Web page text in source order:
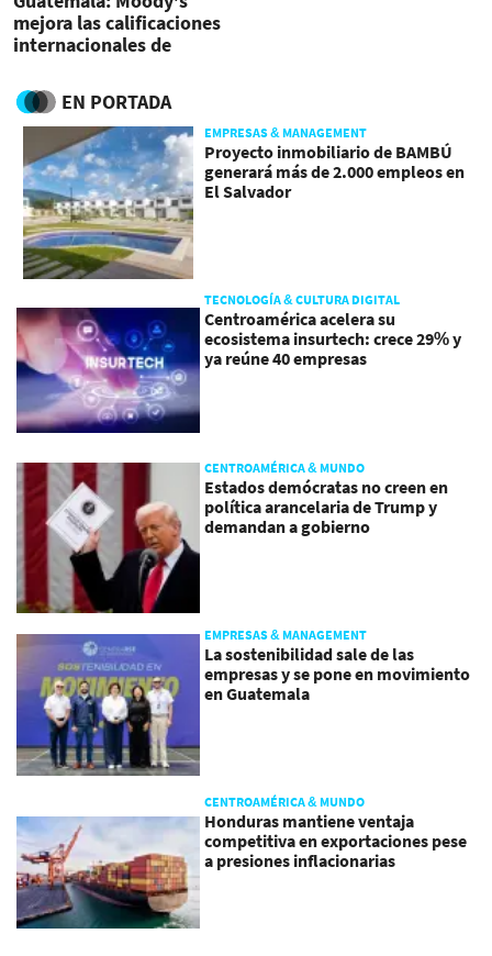
mejora las calificaciones
internacionales de
EN PORTADA
EMPRESAS & MANAGEMENT
Proyecto inmobiliario de BAMBÚ
generará más de 2.000 empleos en
El Salvador
TECNOLOGÍA & CULTURA DIGITAL
Centroamérica acelera su
ecosistema insurtech: crece 29% y
ya reúne 40 empresas
CENTROAMÉRICA & MUNDO
Estados demócratas no creen en
política arancelaria de Trump y
demandan a gobierno
EMPRESAS & MANAGEMENT
La sostenibilidad sale de las
empresas y se pone en movimiento
en Guatemala
CENTROAMÉRICA & MUNDO
Honduras mantiene ventaja
competitiva en exportaciones pese
a presiones inflacionarias